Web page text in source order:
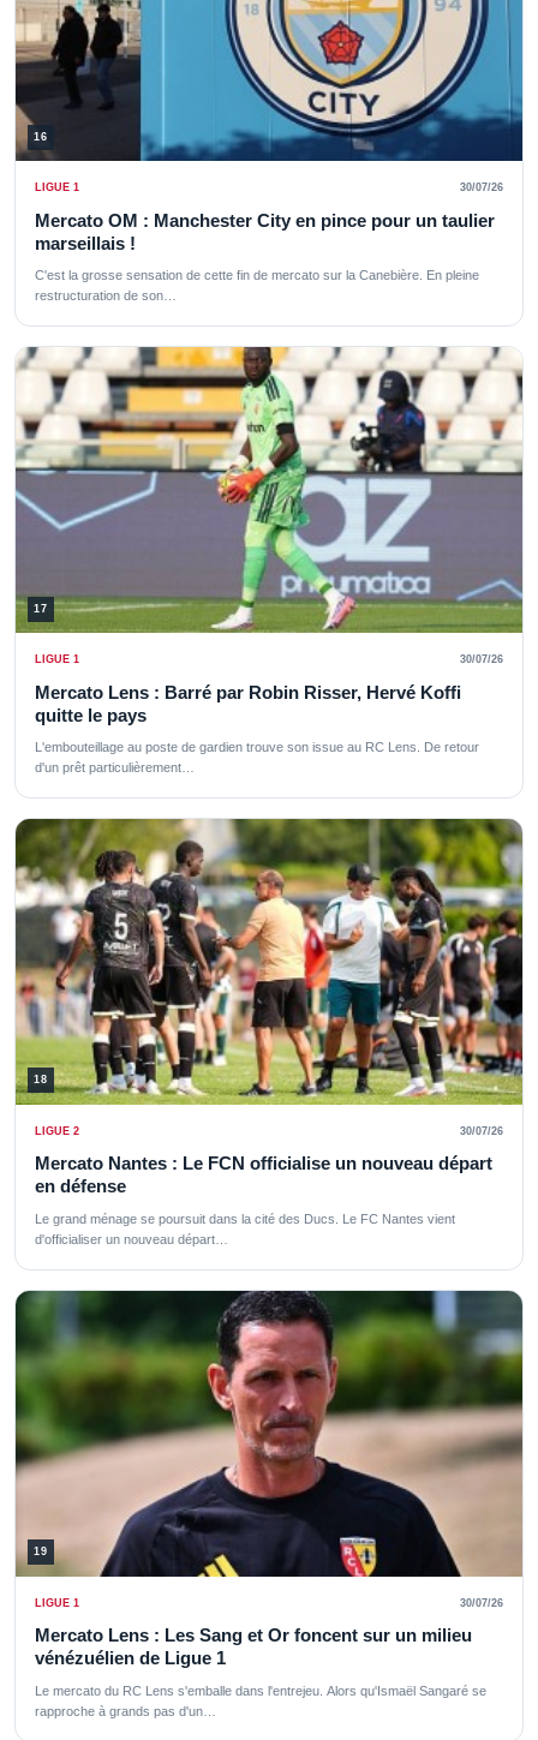
16
LIGUE 1 30/07/26
Mercato OM : Manchester City en pince pour un taulier
marseillais !
C'est la grosse sensation de cette fin de mercato sur la Canebière. En pleine
restructuration de son…
17
LIGUE 1 30/07/26
Mercato Lens : Barré par Robin Risser, Hervé Koffi
quitte le pays
L'embouteillage au poste de gardien trouve son issue au RC Lens. De retour
d'un prêt particulièrement…
18
LIGUE 2 30/07/26
Mercato Nantes : Le FCN officialise un nouveau départ
en défense
Le grand ménage se poursuit dans la cité des Ducs. Le FC Nantes vient
d'officialiser un nouveau départ…
19
LIGUE 1 30/07/26
Mercato Lens : Les Sang et Or foncent sur un milieu
vénézuélien de Ligue 1
Le mercato du RC Lens s'emballe dans l'entrejeu. Alors qu'Ismaël Sangaré se
rapproche à grands pas d'un…